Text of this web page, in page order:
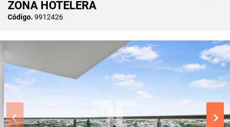
ZONA HOTELERA
Código. 9912426